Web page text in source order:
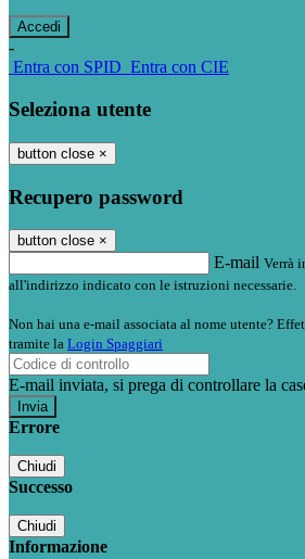
-
Entra con SPID Entra con CIE
Seleziona utente
button close ×
Recupero password
button close ×
E-mail Verrà
all'indirizzo indicato con le istruzioni necessarie.
Non hai una e-mail associata al nome utente?
tramite la Login Spaggiari
E-mail inviata, si prega di controllare la
Errore
Chiudi
Successo
Chiudi
Informazione